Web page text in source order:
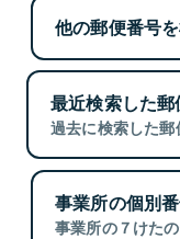
他の郵便番号
最近検索した
過去に検索した郵
事業所の個別
事業所の７けた